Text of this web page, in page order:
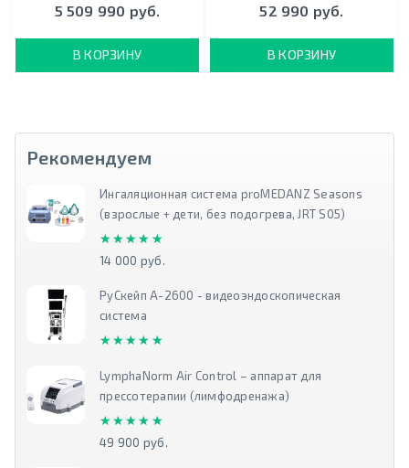
5 509 990 руб.
В КОРЗИНУ
52 990 руб.
В КОРЗИНУ
Рекомендуем
Ингаляционная система proMEDANZ Seasons
(взрослые + дети, без подогрева, JRT S05)
★★★★★
★★★★★
14 000 руб.
РуСкейп А-2600 - видеоэндоскопическая
система
★★★★★
★★★★★
LymphaNorm Air Control – аппарат для
прессотерапии (лимфодренажа)
★★★★★
★★★★★
49 900 руб.